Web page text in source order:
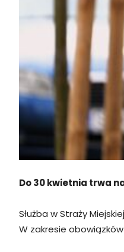
Do 30 kwietnia trwa
Służba w Straży
W zakresie